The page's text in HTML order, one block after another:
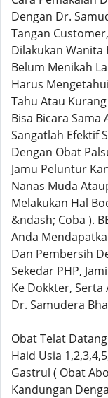
Dengan Dr.
Tangan
Dilakukan Wanita
Belum Menikah
Harus
Tahu Atau
Bisa Bicara
Sangatlah Efektif
Dengan Obat
Jamu Peluntur
Nanas Muda
Melakukan Hal
&ndash; Coba ).
Anda
Dan Pembersih
Sekedar PHP,
Ke Dokkter,
Dr. Samudera
Obat Telat
Haid Usia
Gastrul ( Obat
Kandungan